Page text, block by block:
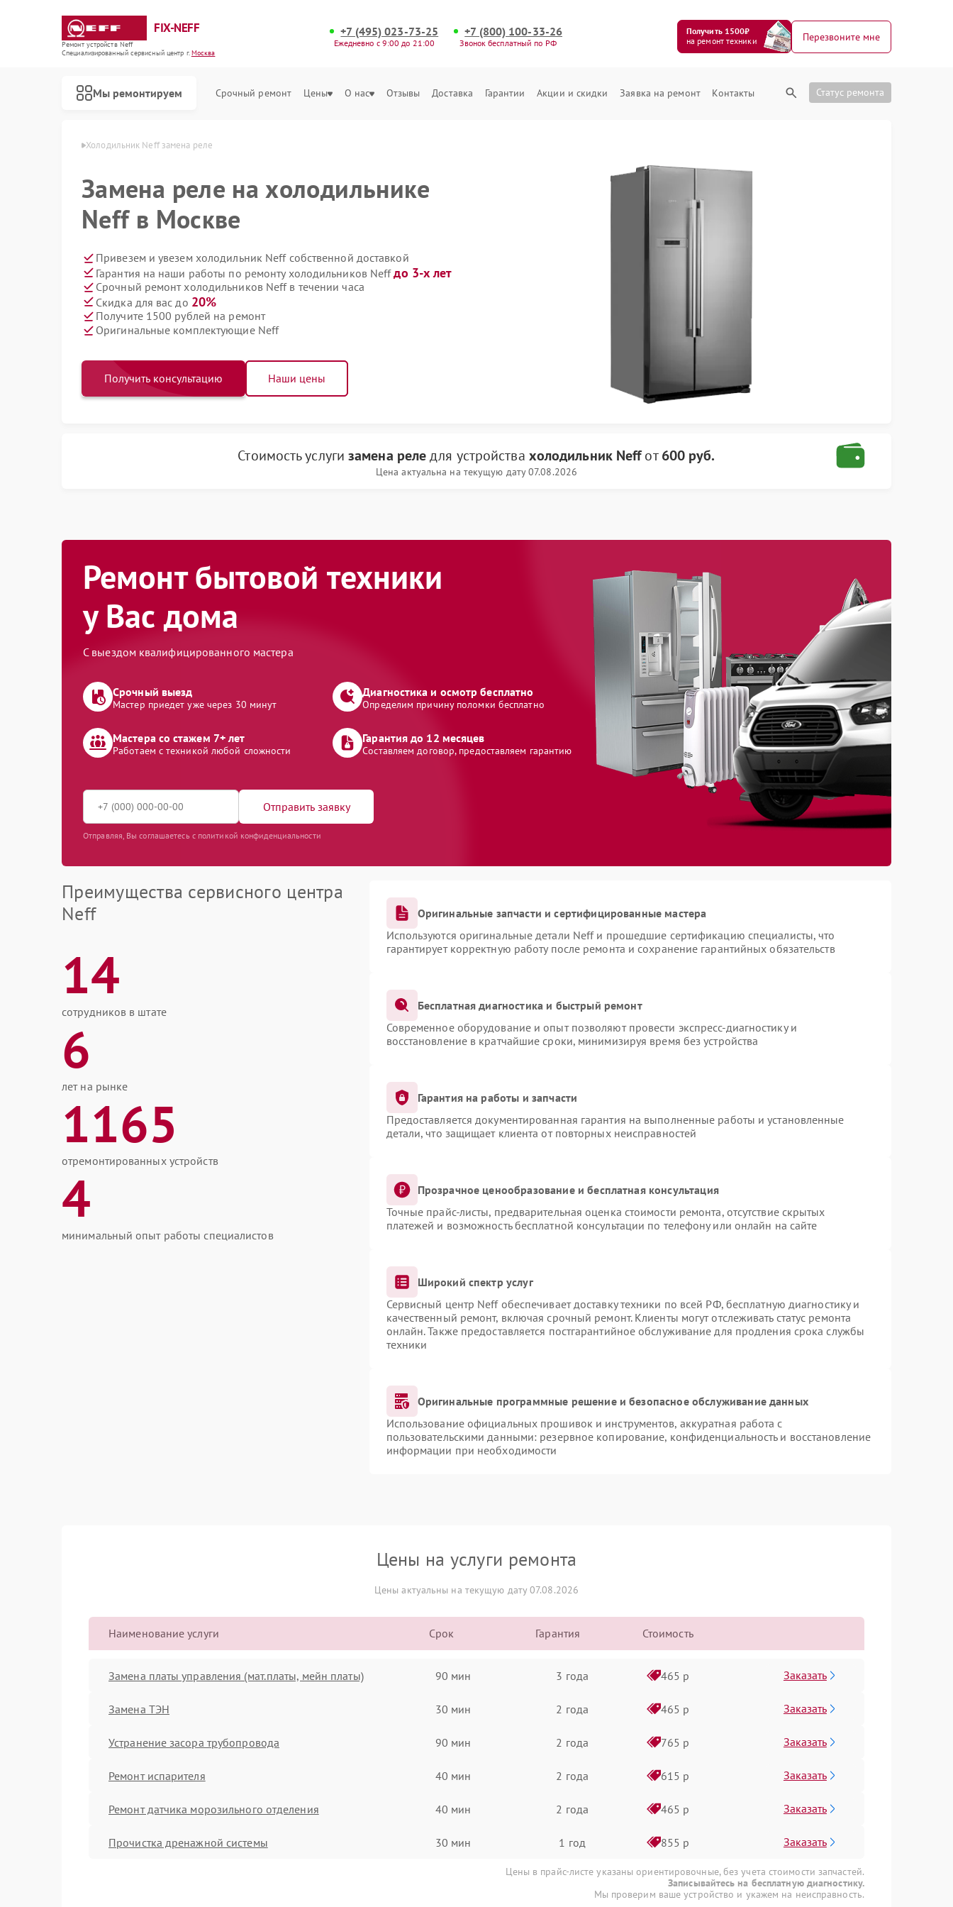
FIX-NEFF
Ремонт устройств Neff
Специализированный cервисный центр г.Москва
+7 (495) 023-73-25
Ежедневно с 9:00 до 21:00
+7 (800) 100-33-26
Звонок бесплатный по РФ
Получить 1500₽
на ремонт техники
Перезвоните мне
Мы ремонтируем Срочный ремонт Цены О нас Отзывы Доставка Гарантии Акции и скидки Заявка на ремонт Контакты Статус ремонта
Neff в Москве Холодильник Neff замена реле
Замена реле на холодильнике
Neff в Москве
Привезем и увезем холодильник Neff собственной доставкой
Гарантия на наши работы по ремонту холодильников Neffдо 3-х лет
Срочный ремонт холодильников Neff в течении часа
Скидка для вас до 20%
Получите 1500 рублей на ремонт
Оригинальные комплектующие Neff
Получить консультацию Наши цены
Стоимость услугизамена реледля устройства холодильник Neffот600 руб.
Цена актуальна на текущую дату 07.08.2026
Ремонт бытовой техники
у Вас дома
С выездом квалифицированного мастера
Срочный выезд
Мастер приедет уже через 30 минут
Диагностика и осмотр бесплатно
Определим причину поломки бесплатно
Мастера со стажем 7+ лет
Работаем с техникой любой сложности
Гарантия до 12 месяцев
Составляем договор, предоставляем гарантию
Отправить заявку
Отправляя, Вы соглашаетесь с политикой конфиденциальности
Преимущества сервисного центра
Neff
14
сотрудников в штате
6
лет на рынке
1165
отремонтированных устройств
4
минимальный опыт работы специалистов
Оригинальные запчасти и сертифицированные мастера
Используются оригинальные детали Neff и прошедшие сертификацию специалисты, что
гарантирует корректную работу после ремонта и сохранение гарантийных обязательств
Бесплатная диагностика и быстрый ремонт
Современное оборудование и опыт позволяют провести экспресс-диагностику и
восстановление в кратчайшие сроки, минимизируя время без устройства
Гарантия на работы и запчасти
Предоставляется документированная гарантия на выполненные работы и установленные
детали, что защищает клиента от повторных неисправностей
Прозрачное ценообразование и бесплатная консультация
Точные прайс-листы, предварительная оценка стоимости ремонта, отсутствие скрытых
платежей и возможность бесплатной консультации по телефону или онлайн на сайте
Широкий спектр услуг
Сервисный центр Neff обеспечивает доставку техники по всей РФ, бесплатную диагностику и
качественный ремонт, включая срочный ремонт. Клиенты могут отслеживать статус ремонта
онлайн. Также предоставляется постгарантийное обслуживание для продления срока службы
техники
Оригинальные программные решение и безопасное обслуживание данных
Использование официальных прошивок и инструментов, аккуратная работа с
пользовательскими данными: резервное копирование, конфиденциальность и восстановление
информации при необходимости
Цены на услуги ремонта
Цены актуальны на текущую дату 07.08.2026
Наименование услуги Срок Гарантия Стоимость
Замена платы управления (мат.платы, мейн платы) 90 мин 3 года 465 р Заказать
Замена ТЭН 30 мин 2 года 465 р Заказать
Устранение засора трубопровода 90 мин 2 года 765 р Заказать
Ремонт испарителя 40 мин 2 года 615 р Заказать
Ремонт датчика морозильного отделения 40 мин 2 года 465 р Заказать
Прочистка дренажной системы 30 мин 1 год 855 р Заказать
Цены в прайс-листе указаны ориентировочные, без учета стоимости запчастей.
Записывайтесь на бесплатную диагностику.
Мы проверим ваше устройство и укажем на неисправность.